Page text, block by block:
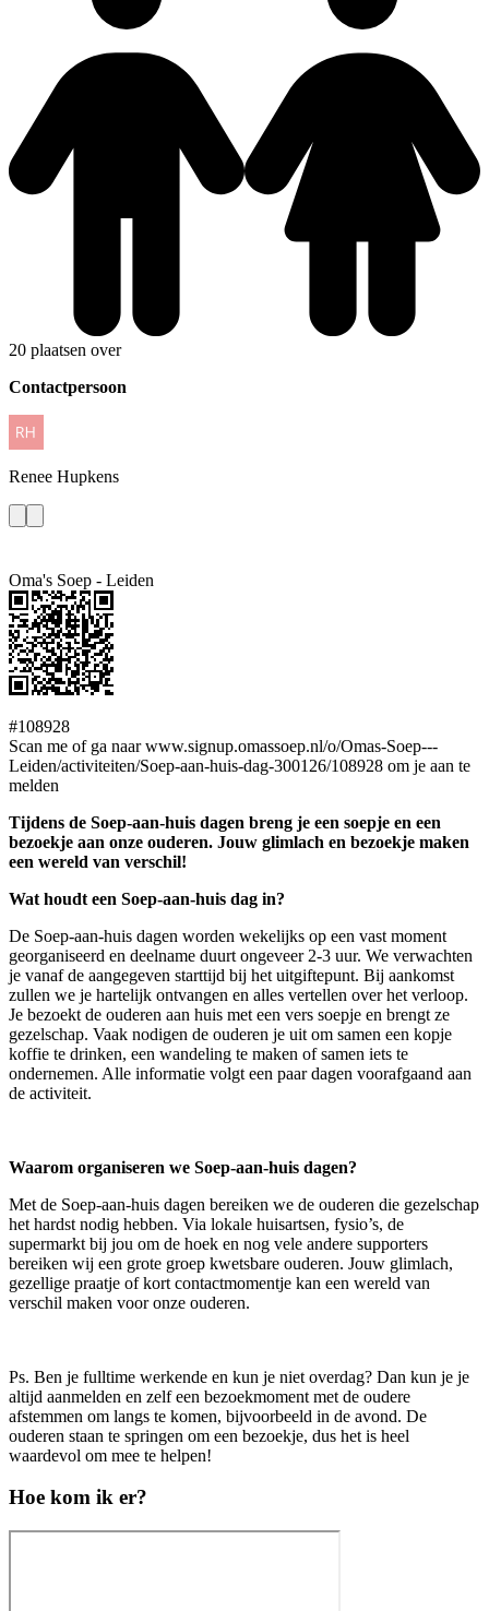
20 plaatsen over
Contactpersoon
Renee Hupkens
Oma's Soep - Leiden
#108928
Scan me of ga naar www.signup.omassoep.nl/o/Omas-Soep---
Leiden/activiteiten/Soep-aan-huis-dag-300126/108928 om je aan te
melden
Tijdens de Soep-aan-huis dagen breng je een soepje en een
bezoekje aan onze ouderen. Jouw glimlach en bezoekje maken
een wereld van verschil!
Wat houdt een Soep-aan-huis dag in?
De Soep-aan-huis dagen worden wekelijks op een vast moment
georganiseerd en deelname duurt ongeveer 2-3 uur. We verwachten
je vanaf de aangegeven starttijd bij het uitgiftepunt. Bij aankomst
zullen we je hartelijk ontvangen en alles vertellen over het verloop.
Je bezoekt de ouderen aan huis met een vers soepje en brengt ze
gezelschap. Vaak nodigen de ouderen je uit om samen een kopje
koffie te drinken, een wandeling te maken of samen iets te
ondernemen. Alle informatie volgt een paar dagen voorafgaand aan
de activiteit.
Waarom organiseren we Soep-aan-huis dagen?
Met de Soep-aan-huis dagen bereiken we de ouderen die gezelschap
het hardst nodig hebben. Via lokale huisartsen, fysio’s, de
supermarkt bij jou om de hoek en nog vele andere supporters
bereiken wij een grote groep kwetsbare ouderen. Jouw glimlach,
gezellige praatje of kort contactmomentje kan een wereld van
verschil maken voor onze ouderen.
Ps. Ben je fulltime werkende en kun je niet overdag? Dan kun je je
altijd aanmelden en zelf een bezoekmoment met de oudere
afstemmen om langs te komen, bijvoorbeeld in de avond. De
ouderen staan te springen om een bezoekje, dus het is heel
waardevol om mee te helpen!
Hoe kom ik er?